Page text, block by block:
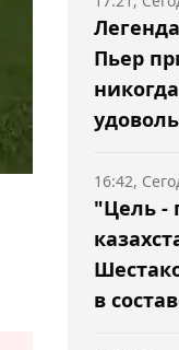
Пьер
"Цель -
в
16:42,